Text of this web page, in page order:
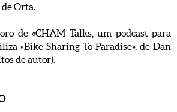
de Orta.
de «CHAM Talks, um podcast para
«Bike Sharing To Paradise», de Dan
de autor).